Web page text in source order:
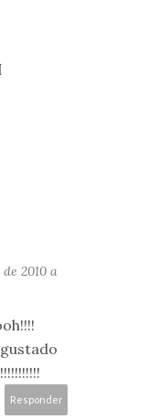
2010 a
Responder